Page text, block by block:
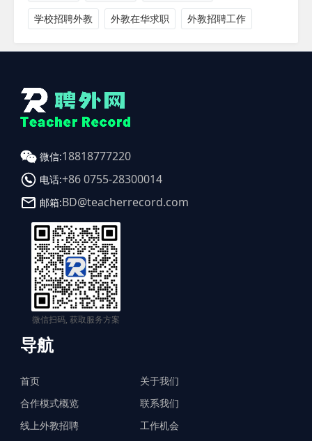
学校招聘外教 外教在华求职 外教招聘工作
微信:18818777220
电话:+86 0755-28300014
邮箱:BD@teacherrecord.com
微信扫码, 获取服务方案
导航
首页
合作模式概览
线上外教招聘
关于我们
联系我们
工作机会